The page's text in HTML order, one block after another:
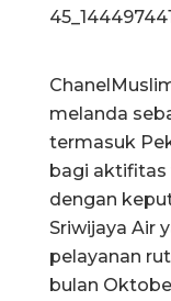
melanda
termasuk
bagi aktifitas
dengan
Sriwijaya Air
pelayanan
bulan